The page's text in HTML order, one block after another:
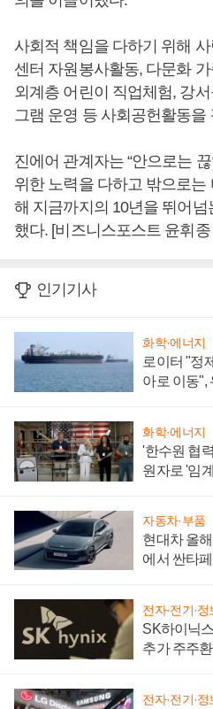
사회적 책임을 다하기 위해
센터 자원봉사활동, 다문화
외계층 어린이 직업체험, 강
그램 운영 등 사회공헌활동을
진에어 관계자는 “안으로는
위한 노력을 다하고 밖으로
해 지금까지의 10년을 뛰어넘
했다. [비즈니스포스트 윤휘종
인기기사
화학·에너지
로이터 "정
아로 이동",
화학·에너지
'한수원 협
원자로 '임
자동차·부품
현대차 올
에서 싼타
전자·전기·정
SK하이닉
추가 주주
전자·전기·정